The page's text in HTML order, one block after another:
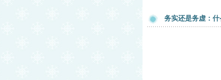
务实还是务虚：